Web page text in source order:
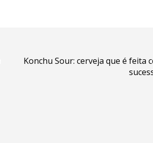
Konchu Sour: cerveja que é feita